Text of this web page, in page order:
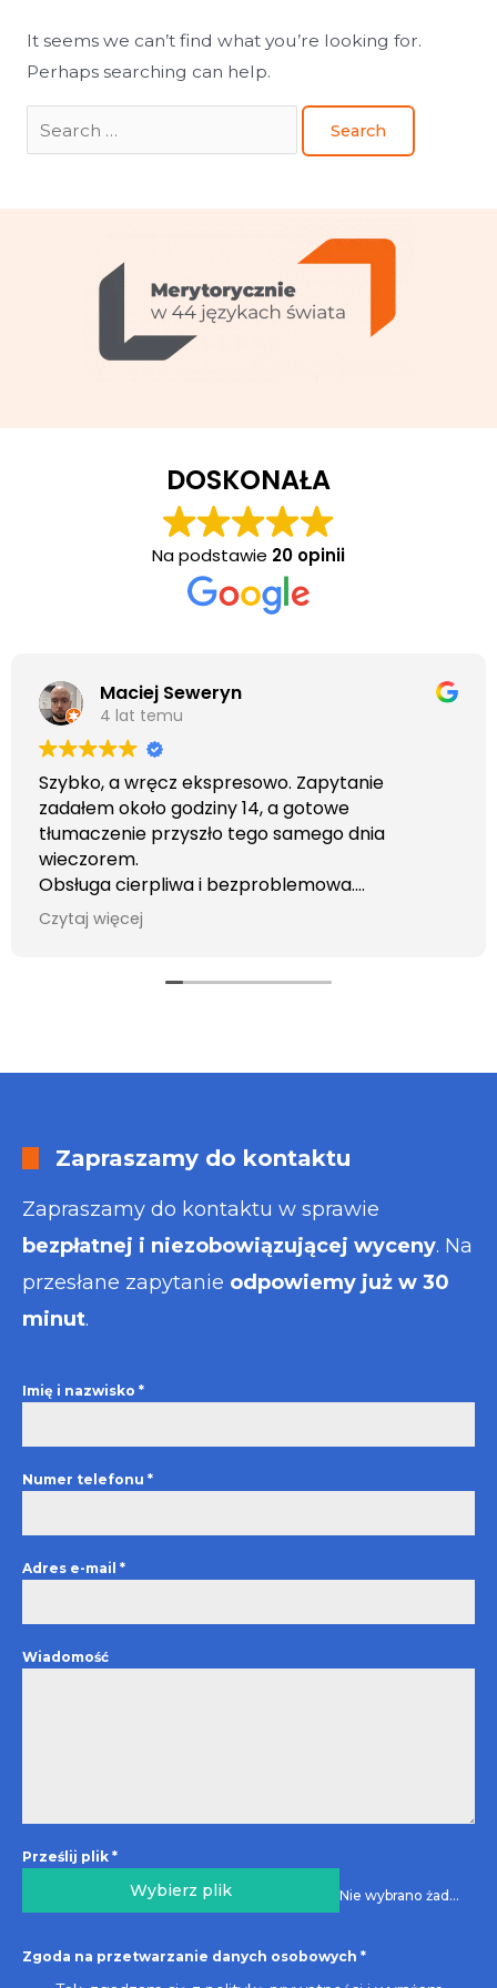
It seems we can’t find what you’re looking for.
Perhaps searching can help.
DOSKONAŁA
Na podstawie 20 opinii
Maciej Seweryn
4 lat temu
Szybko, a wręcz ekspresowo. Zapytanie
zadałem około godziny 14, a gotowe
tłumaczenie przyszło tego samego dnia
wieczorem.
Obsługa cierpliwa i bezproblemowa.
Otrzymałem wszelkie informacje i porady jaka
usługa będzie dla mnie najlepsza. Faktura także
Czytaj więcej
Zapraszamy do kontaktu
Zapraszamy do kontaktu w sprawie
bezpłatnej i niezobowiązującej wyceny. Na
przesłane zapytanie odpowiemy już w 30
minut.
Imię i nazwisko *
Numer telefonu *
Adres e-mail *
Wiadomość
Prześlij plik *
Wybierz plik Nie wybrano żadnego pliku
Zgoda na przetwarzanie danych osobowych *